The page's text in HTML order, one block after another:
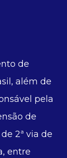
de
além de
pela
de
2ª via de
entre